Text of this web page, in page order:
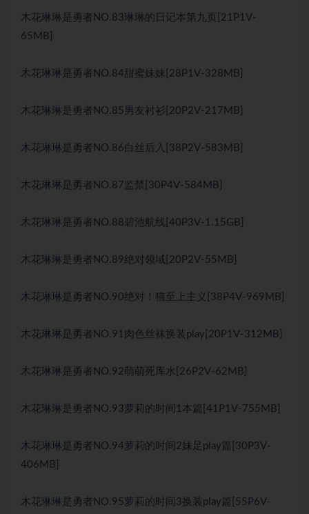
木花琳琳是勇者NO.83琳琳的日记本第九页[21P1V-
65MB]
木花琳琳是勇者NO.84甜蜜妹妹[28P1V-328MB]
木花琳琳是勇者NO.85男友衬衫[20P2V-217MB]
木花琳琳是勇者NO.86白丝后入[38P2V-583MB]
木花琳琳是勇者NO.87监禁[30P4V-584MB]
木花琳琳是勇者NO.88碧池航线[40P3V-1.15GB]
木花琳琳是勇者NO.89绝对领域[20P2V-55MB]
木花琳琳是勇者NO.90绝对！猫至上主义[38P4V-969MB]
木花琳琳是勇者NO.91肉色丝袜换装play[20P1V-312MB]
木花琳琳是勇者NO.92萌萌死库水[26P2V-62MB]
木花琳琳是勇者NO.93萝莉的时间1本篇[41P1V-755MB]
木花琳琳是勇者NO.94萝莉的时间2妹足play篇[30P3V-
406MB]
木花琳琳是勇者NO.95萝莉的时间3换装play篇[55P6V-